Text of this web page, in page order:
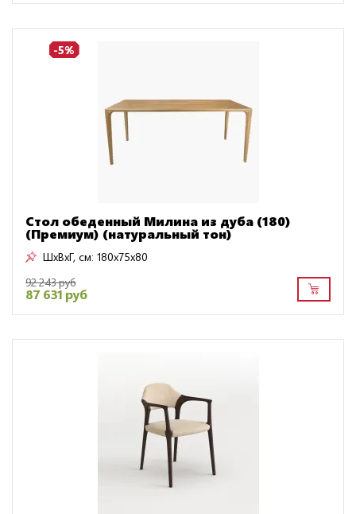
-5%
Стол обеденный Милина из дуба (180)
(Премиум) (натуральный тон)
ШxВxГ, см: 180x75x80
92 243 руб
87 631 руб